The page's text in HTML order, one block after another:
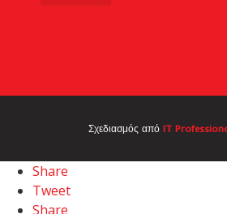
Σχεδιασμός από IT
Share
Tweet
Share